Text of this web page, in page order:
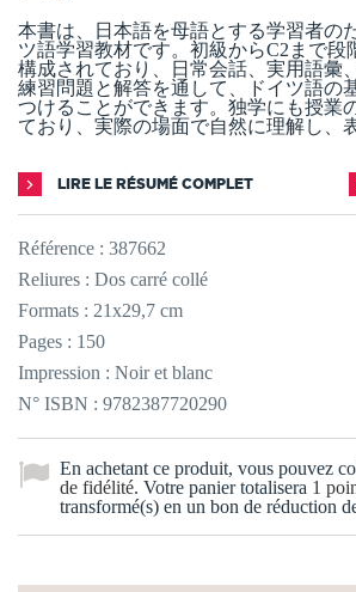
本書は、日本語を母語とする学習者の
ツ語学習教材です。初級からC2まで段
構成されており、日常会話、実用語彙
練習問題と解答を通して、ドイツ語の
つけることができます。独学にも授業
ており、実際の場面で自然に理解し、
LIRE LE RÉSUMÉ COMPLET
Référence : 387662
Reliures : Dos carré collé
Formats : 21x29,7 cm
Pages : 150
Impression : Noir et blanc
N° ISBN : 9782387720290
En achetant ce produit, vous pouvez
de fidélité. Votre panier totalisera 1
transformé(s) en un bon de réduction